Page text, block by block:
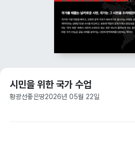
시민을 위한 국가 수업
황광선좋은땅2026년 05월 22일